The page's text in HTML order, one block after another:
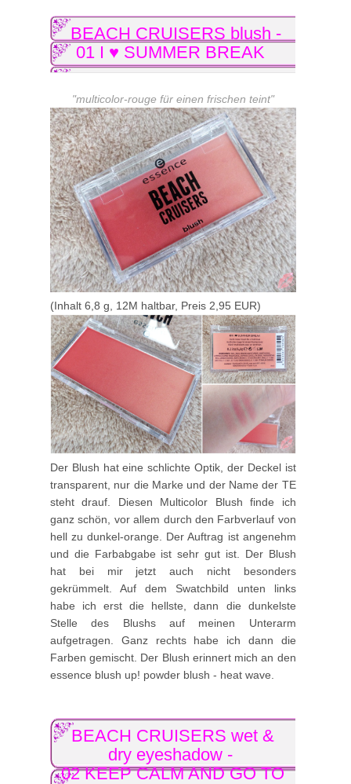
BEACH CRUISERS blush -
01 I ♥ SUMMER BREAK
"multicolor-rouge für einen frischen teint"
(Inhalt 6,8 g, 12M haltbar, Preis 2,95 EUR)
Der Blush hat eine schlichte Optik, der Deckel ist
transparent, nur die Marke und der Name der TE
steht drauf. Diesen Multicolor Blush finde ich
ganz schön, vor allem durch den Farbverlauf von
hell zu dunkel-orange. Der Auftrag ist angenehm
und die Farbabgabe ist sehr gut ist. Der Blush
hat bei mir jetzt auch nicht besonders
gekrümmelt. Auf dem Swatchbild unten links
habe ich erst die hellste, dann die dunkelste
Stelle des Blushs auf meinen Unterarm
aufgetragen. Ganz rechts habe ich dann die
Farben gemischt. Der Blush erinnert mich an den
essence blush up! powder blush - heat wave.
BEACH CRUISERS wet &
dry eyeshadow -
02 KEEP CALM AND GO TO